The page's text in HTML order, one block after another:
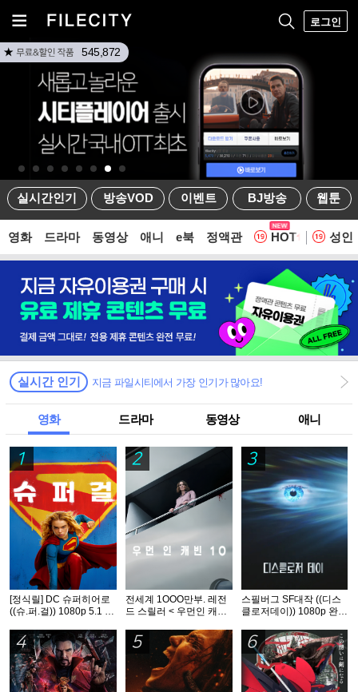
로그인
실시간인기 방송VOD 이벤트 BJ방송 웹툰
545,872
영화 드라마 동영상 애니 e북 정액관 HOT 웹
성인
실시간 인기 지금 파일시티에서 가장 인기가 많아요!
영화 드라마 동영상 애니
1
[정식릴] DC 슈퍼히어로
((슈.퍼.걸)) 1080p 5.1 공
2
전세계 1OOO만부. 레전
드 스릴러 < 우먼인 캐빈
3
스필버그 SF대작 ((디스
클로저데이)) 1080p 완벽
4 5 6